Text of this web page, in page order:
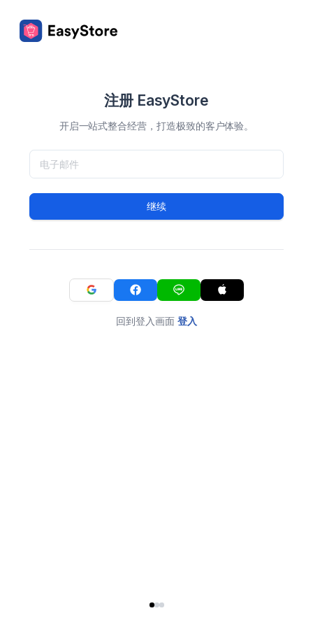
注册 EasyStore
开启一站式整合经营，打造极致的客户体验。
继续
回到登入画面 登入